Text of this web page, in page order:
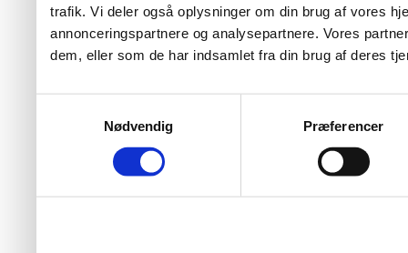
trafik. Vi deler også oplysninger om din brug af vores
annonceringspartnere og analysepartnere. Vores
dem, eller som de har indsamlet fra din brug af deres
Nødvendig
Præferencer